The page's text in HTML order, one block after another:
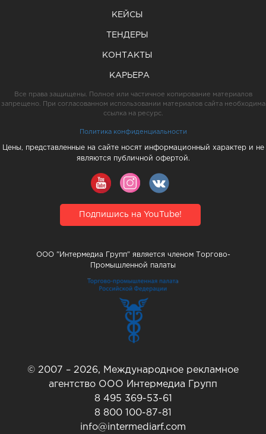
КЕЙСЫ
ТЕНДЕРЫ
КОНТАКТЫ
КАРЬЕРА
Все права защищены. Полное или частичное копирование материалов
запрещено. При согласованном использовании материалов сайта необходима
ссылка на ресурс.
Политика конфиденциальности
Цены, представленные на сайте носят информационный характер и не
являются публичной офертой.
Подпишись на YouTube!
ООО "Интермедиа Групп" является членом Торгово-
Промышленной палаты
© 2007 – 2026, Международное рекламное
агентство ООО Интермедиа Групп
8 495 369-53-61
8 800 100-87-81
info@intermediarf.com